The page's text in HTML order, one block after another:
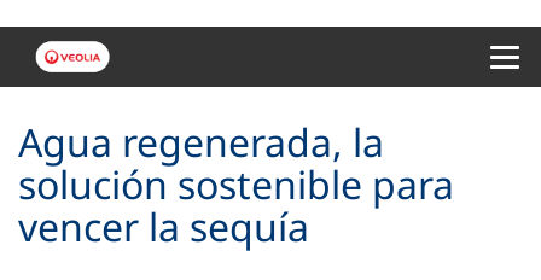
Agua regenerada, la
solución sostenible para
vencer la sequía